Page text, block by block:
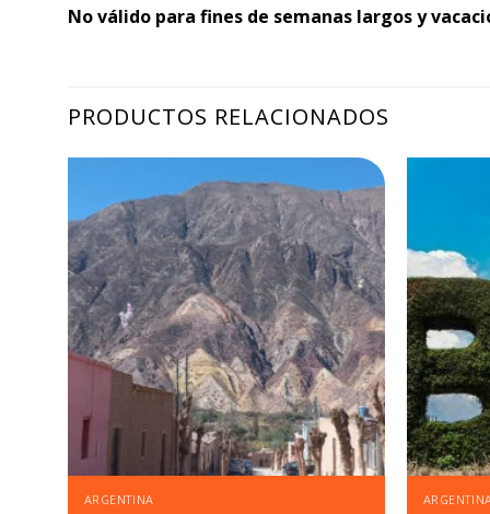
No válido para fines de semanas largos y
PRODUCTOS RELACIONADOS
ARGENTINA